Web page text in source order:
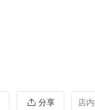
分享